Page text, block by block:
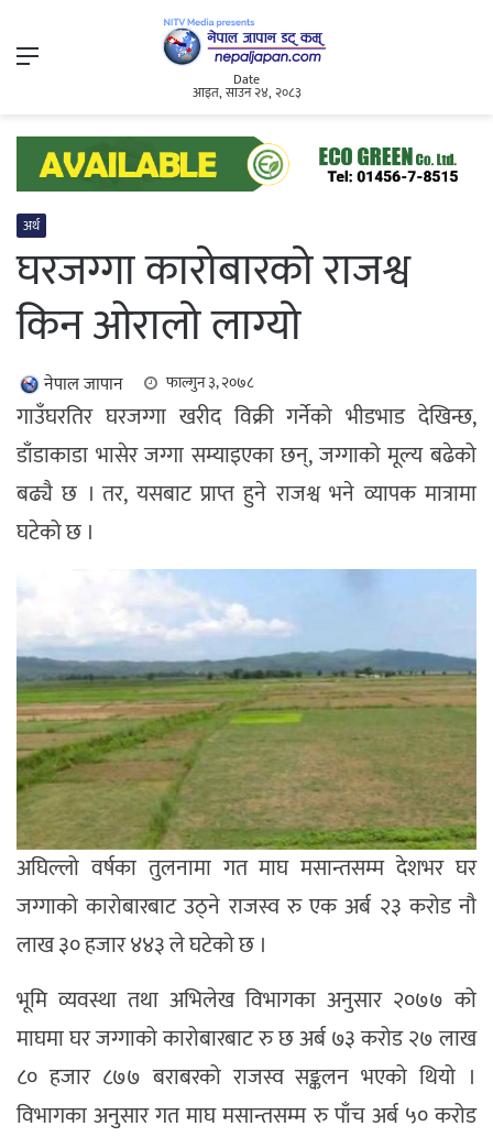
Menu
Date
आइत, साउन २४, २०८३
अर्थ
घरजग्गा कारोबारको राजश्व
किन ओरालो लाग्यो
नेपाल जापान फाल्गुन ३, २०७८
गाउँघरतिर घरजग्गा खरीद विक्री गर्नेको भीडभाड देखिन्छ,
डाँडाकाडा भासेर जग्गा सम्याइएका छन्, जग्गाको मूल्य बढेको
बढ्यै छ । तर, यसबाट प्राप्त हुने राजश्व भने व्यापक मात्रामा
घटेको छ ।
अघिल्लो वर्षका तुलनामा गत माघ मसान्तसम्म देशभर घर
जग्गाको कारोबारबाट उठ्ने राजस्व रु एक अर्ब २३ करोड नौ
लाख ३० हजार ४४३ ले घटेको छ ।
भूमि व्यवस्था तथा अभिलेख विभागका अनुसार २०७७ को
माघमा घर जग्गाको कारोबारबाट रु छ अर्ब ७३ करोड २७ लाख
८० हजार ८७७ बराबरको राजस्व सङ्कलन भएको थियो ।
विभागका अनुसार गत माघ मसान्तसम्म रु पाँच अर्ब ५० करोड